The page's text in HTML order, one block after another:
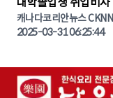
스 |
캐나다코리안뉴스 CKNN
2025-03-31 06:25:44